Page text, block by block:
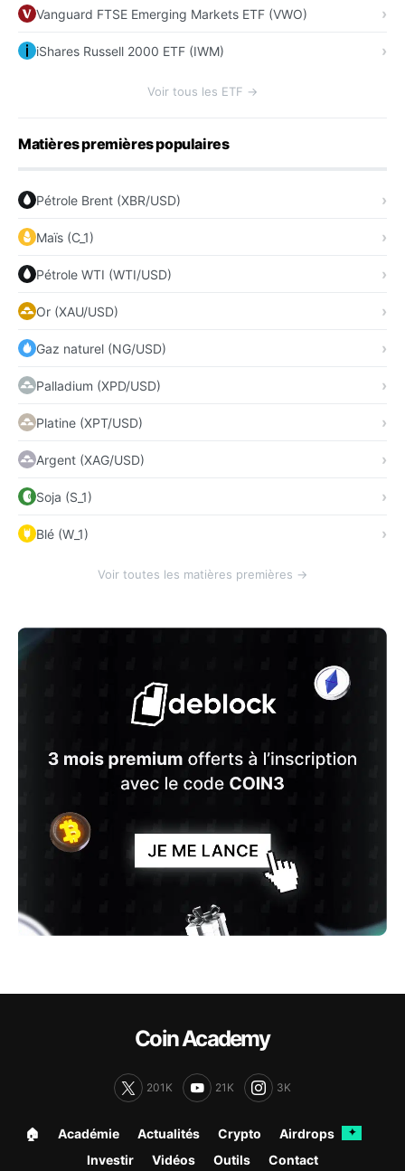
Vanguard FTSE Emerging Markets ETF (VWO)
iShares Russell 2000 ETF (IWM)
Voir tous les ETF →
Matières premières populaires
Pétrole Brent (XBR/USD)
Maïs (C_1)
Pétrole WTI (WTI/USD)
Or (XAU/USD)
Gaz naturel (NG/USD)
Palladium (XPD/USD)
Platine (XPT/USD)
Argent (XAG/USD)
Soja (S_1)
Blé (W_1)
Voir toutes les matières premières →
Coin Academy
201K 21K 3K
🏠︎ Académie Actualités Crypto Airdrops ✦
Investir Vidéos Outils Contact